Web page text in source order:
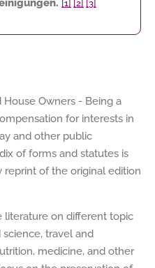
[1] [2] [3]
Owners - Being a
for interests in
and other public
of forms and statutes is
of the original edition
literature on different topic
science, travel and
medicine, and other